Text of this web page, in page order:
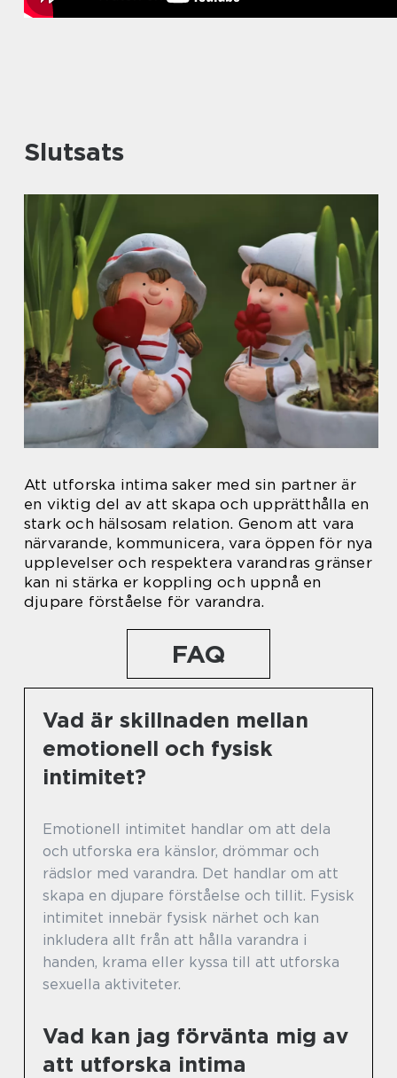
Slutsats
Att utforska intima saker med sin partner är
en viktig del av att skapa och upprätthålla en
stark och hälsosam relation. Genom att vara
närvarande, kommunicera, vara öppen för nya
upplevelser och respektera varandras gränser
kan ni stärka er koppling och uppnå en
djupare förståelse för varandra.
FAQ
Vad är skillnaden mellan
emotionell och fysisk
intimitet?
Emotionell intimitet handlar om att dela
och utforska era känslor, drömmar och
rädslor med varandra. Det handlar om att
skapa en djupare förståelse och tillit. Fysisk
intimitet innebär fysisk närhet och kan
inkludera allt från att hålla varandra i
handen, krama eller kyssa till att utforska
sexuella aktiviteter.
Vad kan jag förvänta mig av
att utforska intima